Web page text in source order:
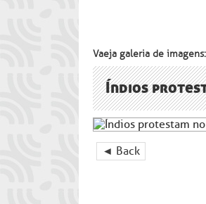
Vaeja galeria de imagens:
Índios
◄ Back